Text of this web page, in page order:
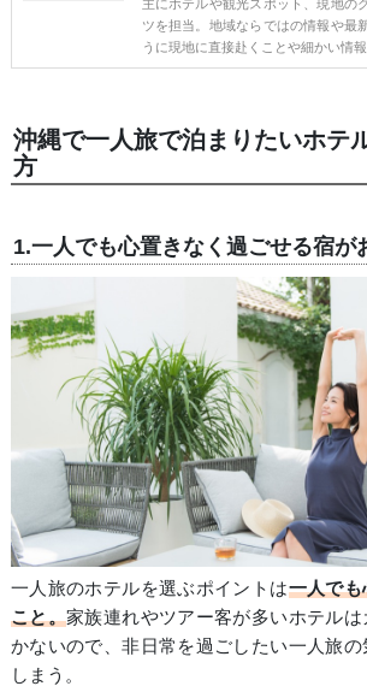
主にホテルや観光スポット、現地の
ツを担当。地域ならではの情報や最
うに現地に直接赴くことや細かい情
沖縄で一人旅で泊まりたいホテ
方
1.一人でも心置きなく過ごせる宿が
一人旅のホテルを選ぶポイントは一人で
こと。家族連れやツアー客が多いホテル
かないので、非日常を過ごしたい一人旅
しまう。